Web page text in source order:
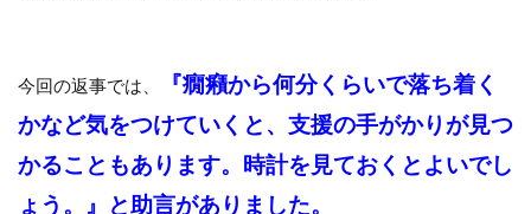
今回の返事では、
『癇癪から何分くらいで落ち着く
かなど気をつけていくと、支援の手がかりが見つ
かることもあります。時計を見ておくとよいでし
ょう。』と助言がありました。